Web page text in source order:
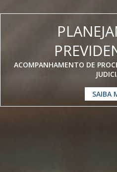
ACOMPANHAMENTO DE
SAIBA